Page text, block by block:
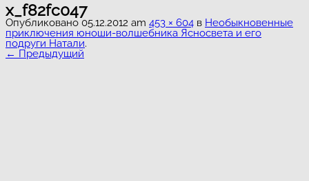
x_f82fc047
Опубликовано 05.12.2012 am 453 × 604 в Необыкновенные
приключения юноши-волшебника Ясносвета и его
подруги Натали.
← Предыдущий